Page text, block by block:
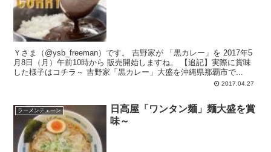
Ｙさま（@ysb_freeman）です。 吉野家が 「黒カレー」を 2017年5
月8日（月）午前10時から 販売開始しますね。 【追記】実際に賞味
した様子はコチラ～ 吉野家「黒カレー」大盛を沖縄県那覇市で...
2017.04.27
ラーメンチェーン
日高屋「ワンタン麺」麺大盛を賞
味～